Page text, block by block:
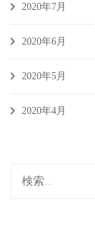
2020年7月
2020年6月
2020年5月
2020年4月
検